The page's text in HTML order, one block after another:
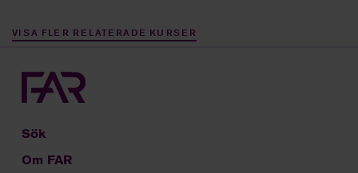
VISA FLER RELATERADE KURSER
Sök
Om FAR